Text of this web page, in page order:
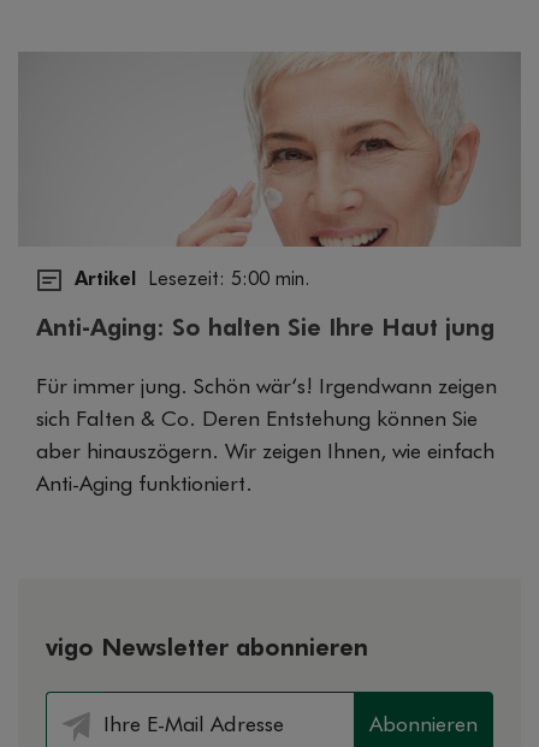
Artikel Lesezeit: 5:00 min.
Anti-Aging: So halten Sie Ihre Haut jung
Für immer jung. Schön wär‘s! Irgendwann zeigen
sich Falten & Co. Deren Entstehung können Sie
aber hinauszögern. Wir zeigen Ihnen, wie einfach
Anti-Aging funktioniert.
vigo Newsletter abonnieren
Abonnieren